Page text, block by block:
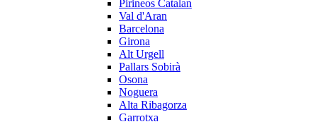
Pirineos Catalan
Val d'Aran
Barcelona
Girona
Alt Urgell
Pallars Sobirà
Osona
Noguera
Alta Ribagorza
Garrotxa